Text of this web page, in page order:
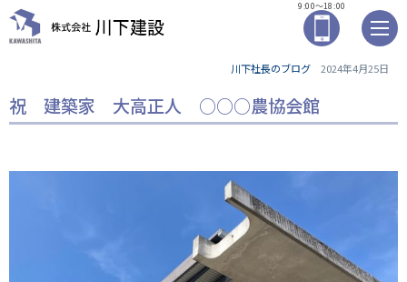
9:00～18:00
川下社長のブログ 2024年4月25日
祝 建築家 大高正人 ○○○農協会館